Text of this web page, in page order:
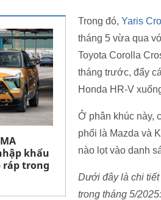
khẩu
ráp trong
Trong đó, Yaris
tháng 5 vừa qua
Toyota Corolla
tháng trước, đẩy
Honda HR-V
Ở phân khúc này,
phối là Mazda và
nào lọt vào danh
Dưới đây là chi
trong tháng 5/2025: